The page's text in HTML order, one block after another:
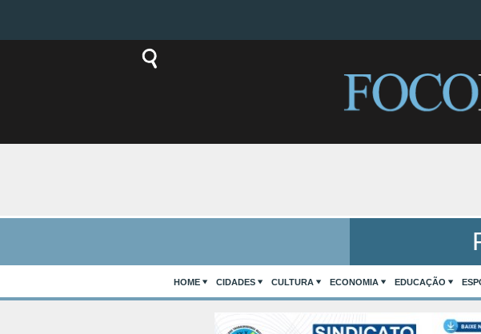
HOME CIDADES CULTURA ECONOMIA EDUCAÇÃO